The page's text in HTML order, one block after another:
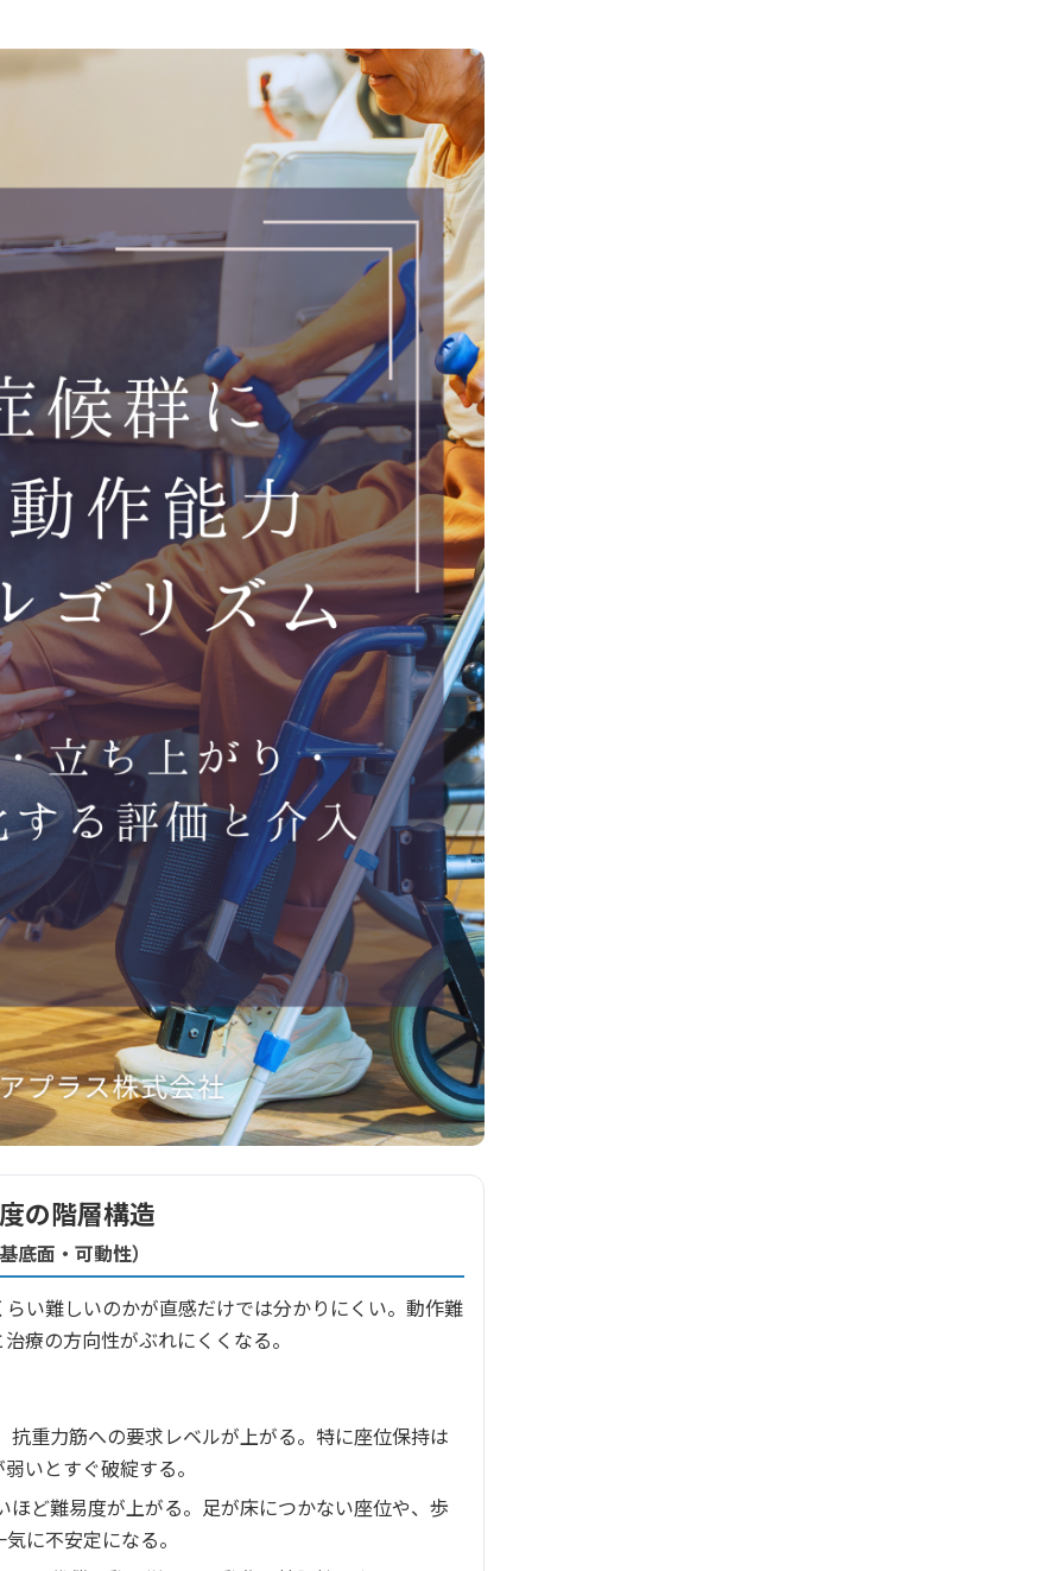
の階層構造
底面・可動性）
い難しいのかが直感だけでは分かりにくい。動作難
療の方向性がぶれにくくなる。
重力筋への要求レベルが上がる。特に座位保持は
いとすぐ破綻する。
ど難易度が上がる。足が床につかない座位や、歩
に不安定になる。